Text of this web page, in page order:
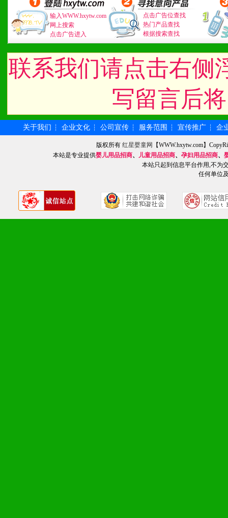
品全面配赠，免费提供软
册、专柜咨询手册等各种
2、市场保护支持：供优质
统一底价供货、严格保证
3、对代理商、经销商提
单，税务发票，产品质量
4、营销技术支持：因地制
专柜、社区、HS、名人营
5、返利奖励支持：累计进
6、售后服务支持：营销全
输入WWW.hxytw.com
网上搜索
点击广告进入
点击广告位查找
热门产品查找
根据搜索查找
联系我们请点击右侧
写留言后
关于我们 ┆ 企业文化 ┆ 公司宣传 ┆ 服务范围 ┆ 宣传推广 ┆ 企
版权所有红星婴童网
【WWW.hxytw.com】
本站是专业提供婴儿用品招商、 儿童用品招商、 孕妇用品招商、
本站只起到信息平台作用,不为
任何单位